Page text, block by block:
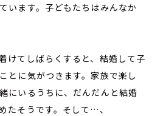
います。子どもたちはみんなか
けてしばらくすると、結婚して子
とに気がつきます。家族で楽し
にいるうちに、だんだんと結婚
たそうです。そして…、